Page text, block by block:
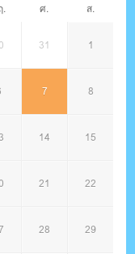
. ศ. ส.
31 1
7 8
14 15
21 22
28 29